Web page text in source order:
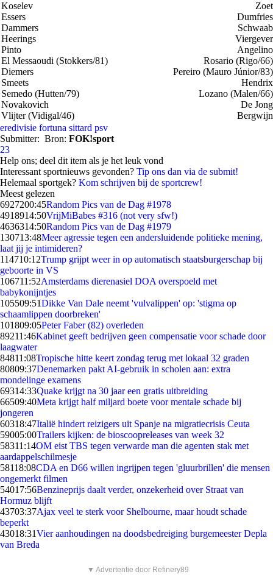
Koselev
Essers
Dammers
Heerings
Pinto
El Messaoudi (Stokkers/81)
Diemers
Smeets
Semedo (Hutten/79)
Novakovich
Vlijter (Vidigal/46)
Zoet
Dumfries
Schwaab
Viergever
Angelino
Rosario (Rigo/66)
Pereiro (Mauro Júnior/83)
Hendrix
Lozano (Malen/66)
De Jong
Bergwijn
eredivisie fortuna sittard psv
Submitter: Bron: FOK!sport
23
Help ons; deel dit item als je het leuk vond
Interessant sportnieuws gevonden? Tip ons dan via de submit!
Helemaal sportgek? Kom schrijven bij de sportcrew!
Meest gelezen
6927200:45Random Pics van de Dag #1978
4918914:50VrijMiBabes #316 (not very sfw!)
4636314:50Random Pics van de Dag #1979
130713:48Meer agressie tegen een andersluidende politieke mening,
laat jij je intimideren?
114710:12Trump grijpt weer in op automatisch staatsburgerschap bij
geboorte in VS
106711:52Amsterdams dierenasiel DOA overspoeld met
babykonijntjes
105509:51Dikke Van Dale neemt 'vulvalippen' op: 'stigma op
schaamlippen doorbreken'
101809:05Peter Faber (82) overleden
89211:46Kabinet geeft bedrijven geen compensatie voor schade door
laagwater
84811:08Tropische hitte keert zondag terug met lokaal 32 graden
80809:37Denemarken pakt AI-gebruik in scholen aan: extra
mondelinge examens
69314:33Quake krijgt na 30 jaar een gratis uitbreiding
66509:40Meta krijgt half miljard boete voor mentale schade bij
jongeren
60318:47Italië hindert reizigers uit Spanje na migratiecrisis Ceuta
59005:00Trailers kijken: de bioscoopreleases van week 32
58311:14OM eist TBS tegen verwarde man die agenten stak met
aardappelschilmesje
58118:08CDA en D66 willen ingrijpen tegen 'gluurbrillen' die mensen
ongemerkt filmen
54017:56Benzineprijs daalt verder, onzekerheid over Straat van
Hormuz blijft
43703:37Ajax veel te sterk voor Shelbourne, maar houdt schade
beperkt
43018:31Vier aanhoudingen na doodsbedreiging burgemeester Depla
van Breda
▼ Advertentie door Refinery89